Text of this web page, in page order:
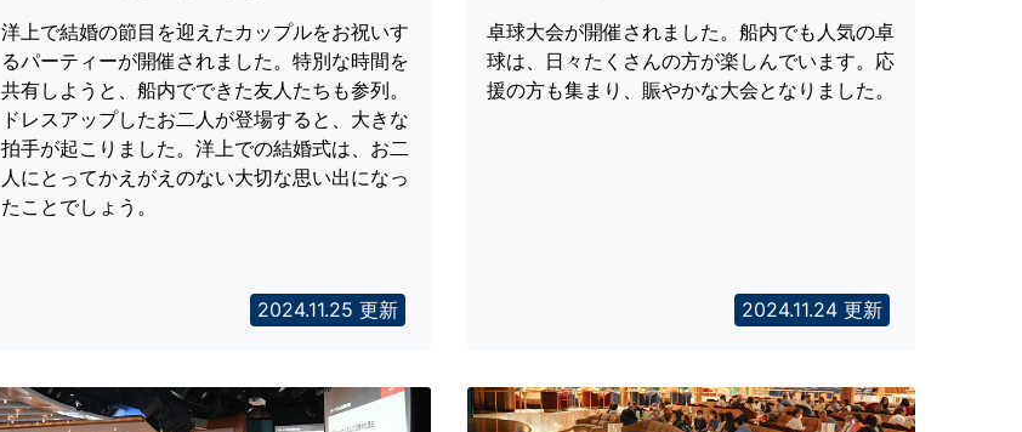
洋上で結婚の節目を迎えたカップルをお祝いす
るパーティーが開催されました。特別な時間を
共有しようと、船内でできた友人たちも参列。
ドレスアップしたお二人が登場すると、大きな
拍手が起こりました。洋上での結婚式は、お二
人にとってかえがえのない大切な思い出になっ
たことでしょう。
2024.11.25 更新
卓球大会が開催されました。船内でも人気の卓
球は、日々たくさんの方が楽しんでいます。応
援の方も集まり、賑やかな大会となりました。
2024.11.24 更新